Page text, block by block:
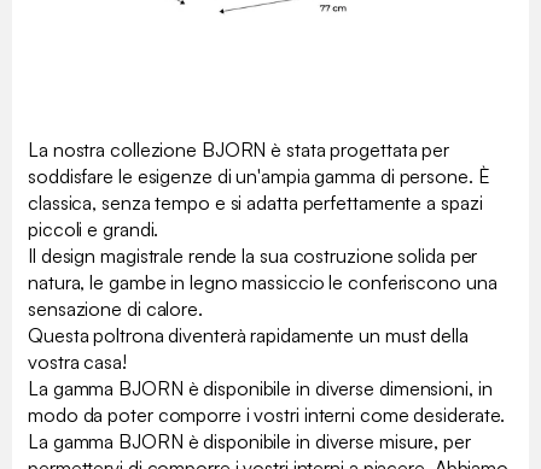
La nostra collezione BJORN è stata progettata per
soddisfare le esigenze di un'ampia gamma di persone. È
classica, senza tempo e si adatta perfettamente a spazi
piccoli e grandi.
Il design magistrale rende la sua costruzione solida per
natura, le gambe in legno massiccio le conferiscono una
sensazione di calore.
Questa poltrona diventerà rapidamente un must della
vostra casa!
La gamma BJORN è disponibile in diverse dimensioni, in
modo da poter comporre i vostri interni come desiderate.
La gamma BJORN è disponibile in diverse misure, per